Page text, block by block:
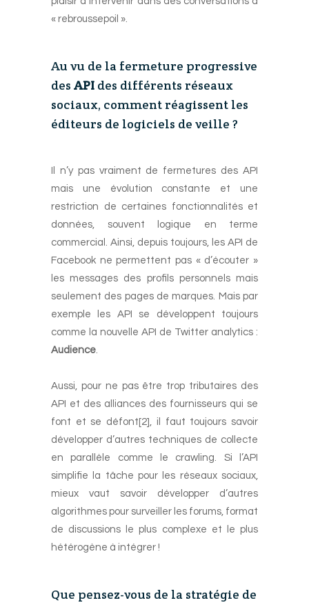
« rebroussepoil ».
Au vu de la fermeture progressive
des API des différents réseaux
sociaux, comment réagissent les
éditeurs de logiciels de veille ?
Il n’y pas vraiment de fermetures des API
mais une évolution constante et une
restriction de certaines fonctionnalités et
données, souvent logique en terme
commercial. Ainsi, depuis toujours, les API de
Facebook ne permettent pas « d’écouter »
les messages des profils personnels mais
seulement des pages de marques. Mais par
exemple les API se développent toujours
comme la nouvelle API de Twitter analytics :
Audience.
Aussi, pour ne pas être trop tributaires des
API et des alliances des fournisseurs qui se
font et se défont[2], il faut toujours savoir
développer d’autres techniques de collecte
en parallèle comme le crawling. Si l’API
simplifie la tâche pour les réseaux sociaux,
mieux vaut savoir développer d’autres
algorithmes pour surveiller les forums, format
de discussions le plus complexe et le plus
hétérogène à intégrer !
Que pensez-vous de la stratégie de